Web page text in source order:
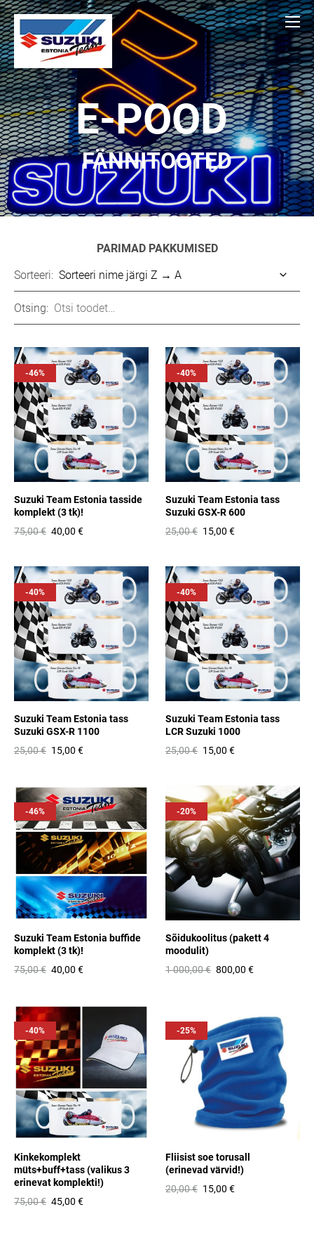
E-POOD
FÄNNITOOTED
PARIMAD PAKKUMISED
Sorteeri:
Otsing:
-46%
Suzuki Team Estonia tasside
komplekt (3 tk)!
75,00 € 40,00 €
-40%
Suzuki Team Estonia tass
Suzuki GSX-R 600
25,00 € 15,00 €
-40%
Suzuki Team Estonia tass
Suzuki GSX-R 1100
25,00 € 15,00 €
-40%
Suzuki Team Estonia tass
LCR Suzuki 1000
25,00 € 15,00 €
-46%
Suzuki Team Estonia buffide
komplekt (3 tk)!
75,00 € 40,00 €
-20%
Sõidukoolitus (pakett 4
moodulit)
1 000,00 € 800,00 €
-40%
Kinkekomplekt
müts+buff+tass (valikus 3
erinevat komplekti!)
75,00 € 45,00 €
-25%
Fliisist soe torusall
(erinevad värvid!)
20,00 € 15,00 €